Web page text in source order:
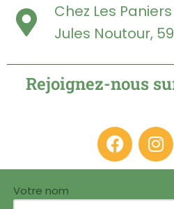
Chez Les
Jules Noutour,
Rejoignez-nous
Votre nom